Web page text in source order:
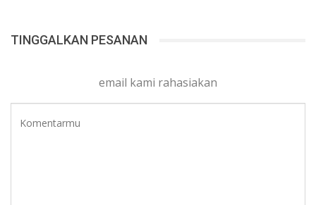
TINGGALKAN PESANAN
email kami rahasiakan